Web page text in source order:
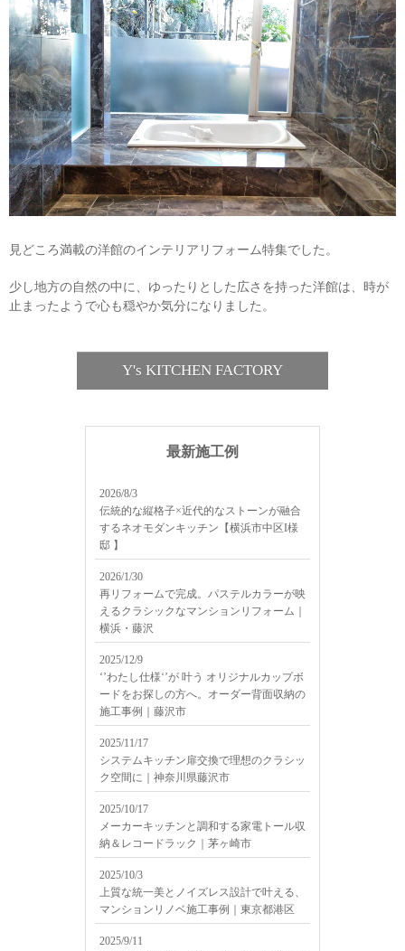
見どころ満載の洋館のインテリアリフォーム特集でした。
少し地方の自然の中に、ゆったりとした広さを持った洋館は、時が
止まったようで心も穏やか気分になりました。
Y's KITCHEN FACTORY
最新施工例
2026/8/3
伝統的な縦格子×近代的なストーンが融合
するネオモダンキッチン【横浜市中区I様
邸 】
2026/1/30
再リフォームで完成。パステルカラーが映
えるクラシックなマンションリフォーム｜
横浜・藤沢
2025/12/9
‘’わたし仕様‘’が 叶う オリジナルカップボ
ードをお探しの方へ。オーダー背面収納の
施工事例｜藤沢市
2025/11/17
システムキッチン扉交換で理想のクラシッ
ク空間に｜神奈川県藤沢市
2025/10/17
メーカーキッチンと調和する家電トール収
納＆レコードラック｜茅ヶ崎市
2025/10/3
上質な統一美とノイズレス設計で叶える、
マンションリノベ施工事例｜東京都港区
2025/9/11